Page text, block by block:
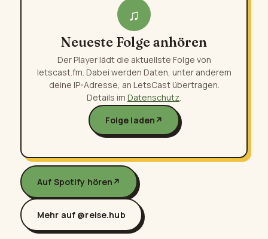
♫
Neueste Folge anhören
Der Player lädt die aktuellste Folge von
letscast.fm. Dabei werden Daten, unter anderem
deine IP-Adresse, an LetsCast übertragen.
Details im Datenschutz
Folge laden ↗
Auf Spotify hören ↗
Mehr auf @reise.hub